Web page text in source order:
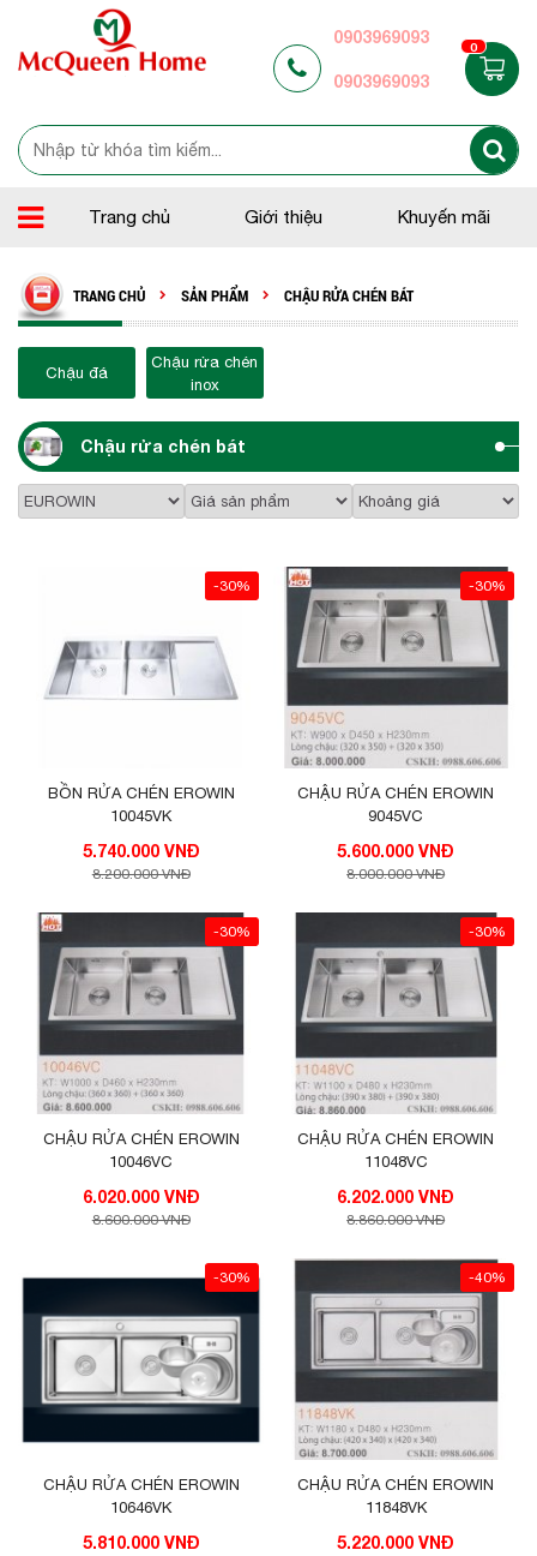
0903969093
0903969093
0
Trang chủ Giới thiệu Khuyến mãi
TRANG CHỦ SẢN PHẨM CHẬU RỬA CHÉN BÁT
Chậu đá
Chậu rửa chén
inox
Chậu rửa chén bát
-30%
BỒN RỬA CHÉN EROWIN
10045VK
5.740.000 VNĐ
8.200.000 VNĐ
-30%
CHẬU RỬA CHÉN EROWIN
9045VC
5.600.000 VNĐ
8.000.000 VNĐ
-30%
CHẬU RỬA CHÉN EROWIN
10046VC
6.020.000 VNĐ
8.600.000 VNĐ
-30%
CHẬU RỬA CHÉN EROWIN
11048VC
6.202.000 VNĐ
8.860.000 VNĐ
-30%
CHẬU RỬA CHÉN EROWIN
10646VK
5.810.000 VNĐ
-40%
CHẬU RỬA CHÉN EROWIN
11848VK
5.220.000 VNĐ